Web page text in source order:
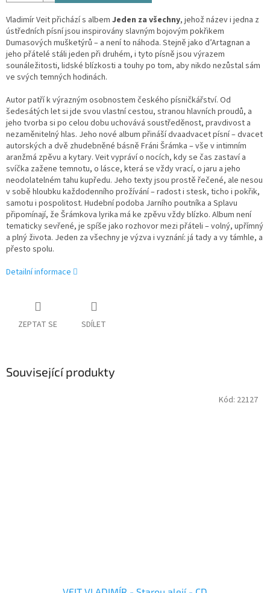
Vladimír Veit přichází s albem Jeden za všechny, jehož název i jedna z
ústředních písní jsou inspirovány slavným bojovým pokřikem
Dumasových mušketýrů – a není to náhoda. Stejně jako d’Artagnan a
jeho přátelé stáli jeden při druhém, i tyto písně jsou výrazem
sounáležitosti, lidské blízkosti a touhy po tom, aby nikdo nezůstal sám
ve svých temných hodinách.
Autor patří k výrazným osobnostem českého písničkářství. Od
šedesátých let si jde svou vlastní cestou, stranou hlavních proudů, a
jeho tvorba si po celou dobu uchovává soustředěnost, pravdivost a
nezaměnitelný hlas. Jeho nové album přináší dvaadvacet písní – dvacet
autorských a dvě zhudebněné básně Fráni Šrámka – vše v intimním
aranžmá zpěvu a kytary. Veit vypráví o nocích, kdy se čas zastaví a
svíčka zažene temnotu, o lásce, která se vždy vrací, o jaru a jeho
neodolatelném tahu kupředu. Jeho texty jsou prostě řečené, ale nesou
v sobě hloubku každodenního prožívání – radost i stesk, ticho i pokřik,
samotu i pospolitost. Hudební podoba Jarního poutníka a Splavu
připomínají, že Šrámkova lyrika má ke zpěvu vždy blízko. Album není
tematicky sevřené, je spíše jako rozhovor mezi přáteli – volný, upřímný
a plný života. Jeden za všechny je výzva i vyznání: já tady a vy támhle, a
přesto spolu.
Detailní informace
ZEPTAT SE SDÍLET
Související produkty
Kód: 22127